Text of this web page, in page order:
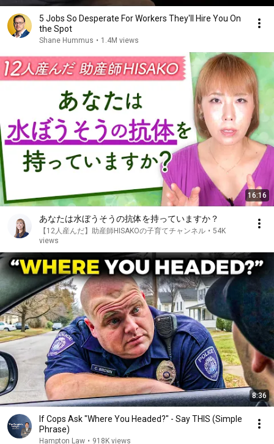
5 Jobs So Desperate For Workers They'll Hire You On
the Spot
Shane Hummus • 1.4M views
16:16
あなたは水ぼうそうの抗体を持っていますか？
【12人産んだ】助産師HISAKOの子育てチャンネル • 54K
views
8:36
If Cops Ask "Where You Headed?" - Say THIS (Simple
Phrase)
Hampton Law • 918K views